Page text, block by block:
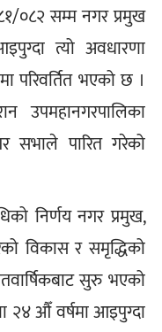
०८२ सम्म नगर प्रमुख
त्यो अवधारणा
परिवर्तित भएको छ ।
उपमहानगरपालिका
सभाले पारित गरेको
निर्णय नगर प्रमुख,
विकास र समृद्धिको
सुरु भएको
२४ औँ वर्षमा आइपुग्दा